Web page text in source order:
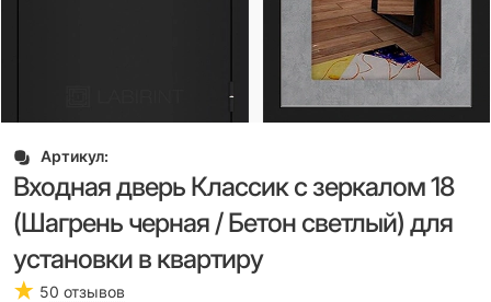
Артикул:
Входная дверь Классик с зеркалом 18
(Шагрень черная / Бетон светлый) для
установки в квартиру
50 отзывов